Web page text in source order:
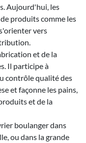
Aujourd'hui, les
produits comme les
vers
et de la
Il participe à
contrôle qualité des
et façonne les pains,
et de la
boulanger dans
ou dans la grande